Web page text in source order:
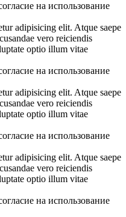
на использование
adipisicing elit. Atque saepe
vero reiciendis
optio illum vitae
на использование
adipisicing elit. Atque saepe
vero reiciendis
optio illum vitae
на использование
adipisicing elit. Atque saepe
vero reiciendis
optio illum vitae
на использование